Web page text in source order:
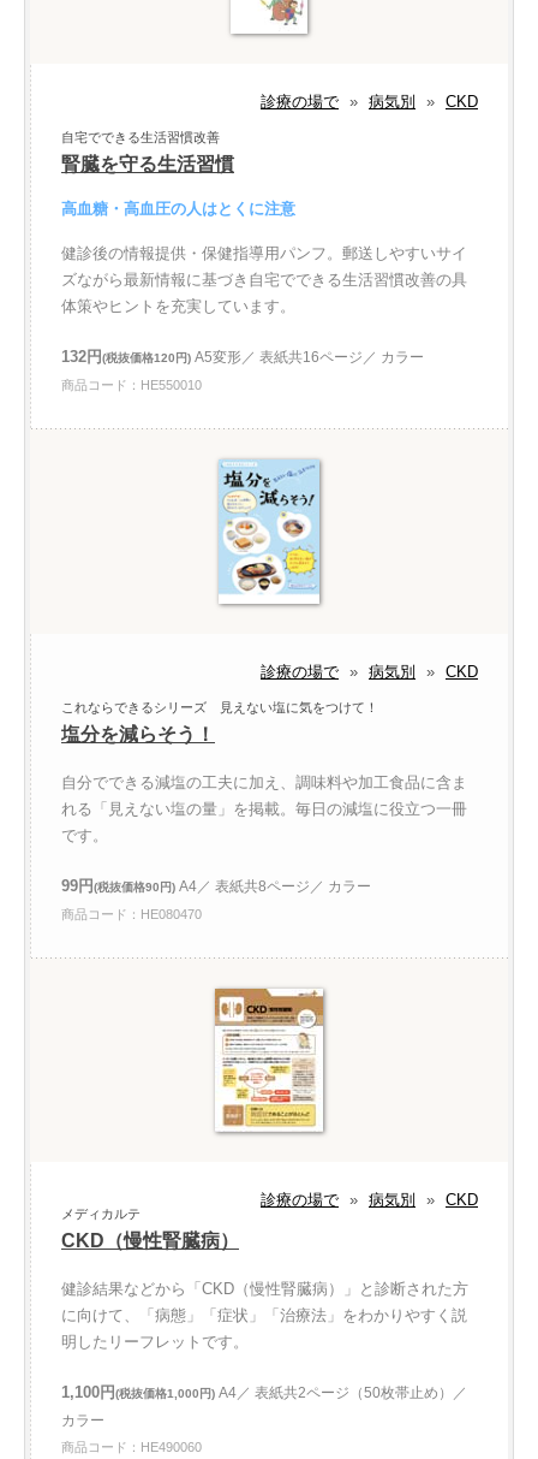
診療の場で » 病気別 » CKD
自宅でできる生活習慣改善
腎臓を守る生活習慣
高血糖・高血圧の人はとくに注意
健診後の情報提供・保健指導用パンフ。郵送しやすいサイ
ズながら最新情報に基づき自宅でできる生活習慣改善の具
体策やヒントを充実しています。
132円(税抜価格120円) A5変形／ 表紙共16ページ／ カラー
商品コード：HE550010
診療の場で » 病気別 » CKD
これならできるシリーズ 見えない塩に気をつけて！
塩分を減らそう！
自分でできる減塩の工夫に加え、調味料や加工食品に含ま
れる「見えない塩の量」を掲載。毎日の減塩に役立つ一冊
です。
99円(税抜価格90円) A4／ 表紙共8ページ／ カラー
商品コード：HE080470
診療の場で » 病気別 » CKD
メディカルテ
CKD（慢性腎臓病）
健診結果などから「CKD（慢性腎臓病）」と診断された方
に向けて、「病態」「症状」「治療法」をわかりやすく説
明したリーフレットです。
1,100円(税抜価格1,000円) A4／ 表紙共2ページ（50枚帯止め）／
カラー
商品コード：HE490060